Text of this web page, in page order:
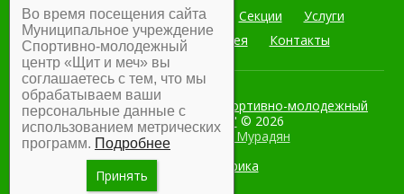
Главная Мероприятия Секции
Услуги
Документы
Фотогалерея Контакты
Муниципальное учреждение Спортивно-молодежный
центр "Щит и меч" © 2026
Разработка:Армен Мурадян
Во время посещения сайта
Муниципальное учреждение
Спортивно-молодежный
центр «Щит и меч» вы
соглашаетесь с тем, что мы
обрабатываем ваши
персональные данные с
использованием метрических
программ. Подробнее